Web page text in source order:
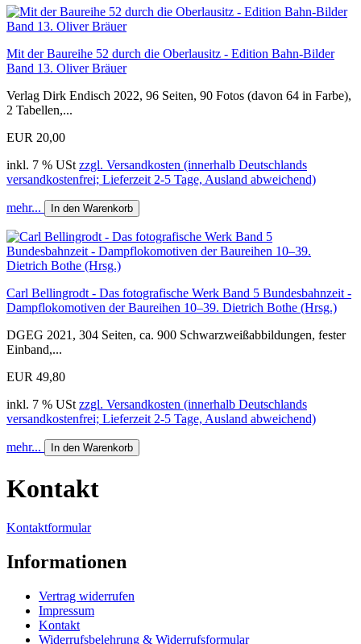
Mit der Baureihe 52 durch die Oberlausitz - Edition Bahn-Bilder
Band 13. Oliver Bräuer
Verlag Dirk Endisch 2022, 96 Seiten, 90 Fotos (davon 64 in Farbe),
2 Tabellen,...
EUR 20,00
inkl. 7 % USt zzgl. Versandkosten (innerhalb Deutschlands
versandkostenfrei; Lieferzeit 2-5 Tage, Ausland abweichend)
mehr... In den Warenkorb
Carl Bellingrodt - Das fotografische Werk Band 5 Bundesbahnzeit -
Dampflokomotiven der Baureihen 10–39. Dietrich Bothe (Hrsg.)
DGEG 2021, 304 Seiten, ca. 900 Schwarzweißabbildungen, fester
Einband,...
EUR 49,80
inkl. 7 % USt zzgl. Versandkosten (innerhalb Deutschlands
versandkostenfrei; Lieferzeit 2-5 Tage, Ausland abweichend)
mehr... In den Warenkorb
Kontakt
Kontaktformular
Informationen
Vertrag widerrufen
Impressum
Kontakt
Widerrufsbelehrung & Widerrufsformular